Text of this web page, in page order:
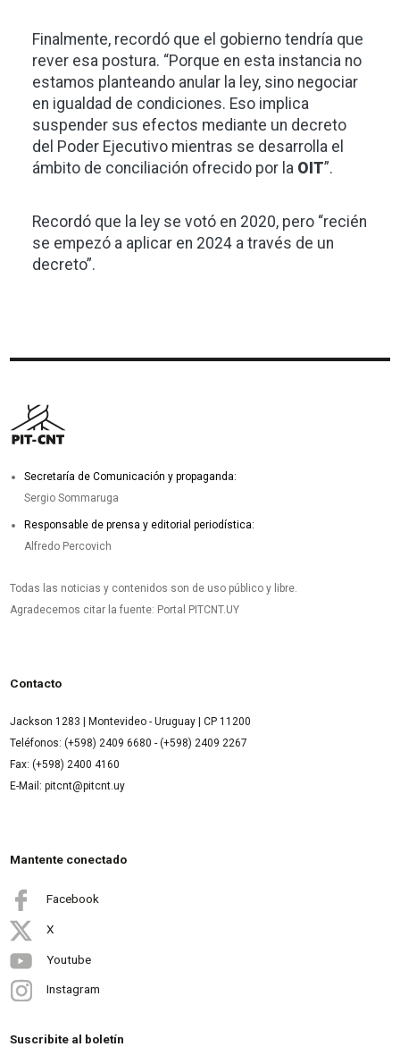
Finalmente, recordó que el gobierno tendría que
rever esa postura. “Porque en esta instancia no
estamos planteando anular la ley, sino negociar
en igualdad de condiciones. Eso implica
suspender sus efectos mediante un decreto
del Poder Ejecutivo mientras se desarrolla el
ámbito de conciliación ofrecido por la OIT”.
Recordó que la ley se votó en 2020, pero “recién
se empezó a aplicar en 2024 a través de un
decreto”.
Secretaría de Comunicación y propaganda:
Sergio Sommaruga
Responsable de prensa y editorial periodística:
Alfredo Percovich
Todas las noticias y contenidos son de uso público y libre.
Agradecemos citar la fuente: Portal PITCNT.UY
Contacto
Jackson 1283 | Montevideo - Uruguay | CP 11200
Teléfonos: (+598) 2409 6680 - (+598) 2409 2267
Fax: (+598) 2400 4160
E-Mail: pitcnt@pitcnt.uy
Mantente conectado
Facebook
X
Youtube
Instagram
Suscribite al boletín